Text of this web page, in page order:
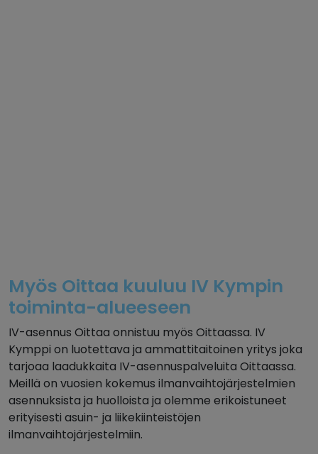
Myös Oittaa kuuluu IV Kympin
toiminta-alueeseen
IV-asennus Oittaa onnistuu myös Oittaassa. IV
Kymppi on luotettava ja ammattitaitoinen yritys joka
tarjoaa laadukkaita IV-asennuspalveluita Oittaassa.
Meillä on vuosien kokemus ilmanvaihtojärjestelmien
asennuksista ja huolloista ja olemme erikoistuneet
erityisesti asuin- ja liikekiinteistöjen
ilmanvaihtojärjestelmiin.